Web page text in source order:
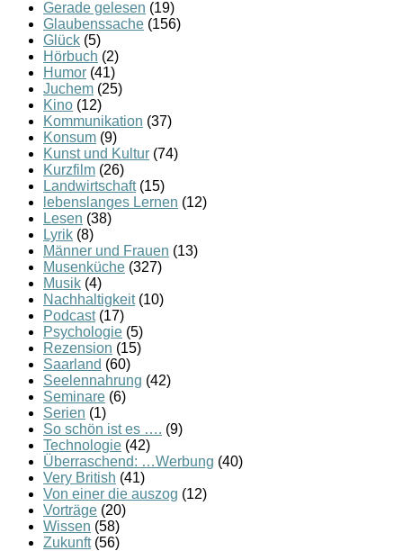
Gerade gelesen (19)
Glaubenssache (156)
Glück (5)
Hörbuch (2)
Humor (41)
Juchem (25)
Kino (12)
Kommunikation (37)
Konsum (9)
Kunst und Kultur (74)
Kurzfilm (26)
Landwirtschaft(15)
lebenslanges Lernen (12)
Lesen (38)
Lyrik (8)
Männer und Frauen (13)
Musenküche (327)
Musik (4)
Nachhaltigkeit(10)
Podcast(17)
Psychologie (5)
Rezension (15)
Saarland (60)
Seelennahrung (42)
Seminare (6)
Serien (1)
So schön ist es …. (9)
Technologie (42)
Überraschend: …Werbung (40)
Very British (41)
Von einer die auszog (12)
Vorträge (20)
Wissen (58)
Zukunft(56)